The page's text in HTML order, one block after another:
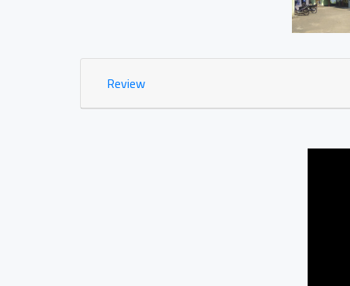
Review